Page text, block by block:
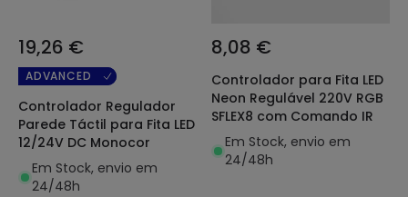
19,26 €
ADVANCED
Controlador Regulador
Parede Táctil para Fita LED
12/24V DC Monocor
Em Stock, envio em
24/48h
8,08 €
Controlador para Fita LED
Neon Regulável 220V RGB
SFLEX8 com Comando IR
Em Stock, envio em
24/48h